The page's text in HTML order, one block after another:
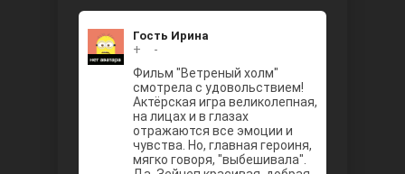
Между
Гость Ирина
+
-
Фильм "Ветреный холм"
смотрела с удовольствием!
Актёрская игра великолепная,
на лицах и в глазах
отражаются все эмоции и
чувства. Но, главная героиня,
мягко говоря, "выбешивала".